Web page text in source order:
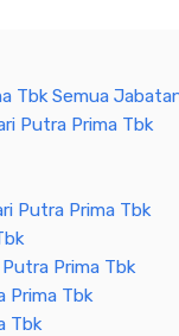
Tbk Semua
Putra Prima Tbk
Putra Prima Tbk
Prima Tbk
Prima Tbk
Tbk